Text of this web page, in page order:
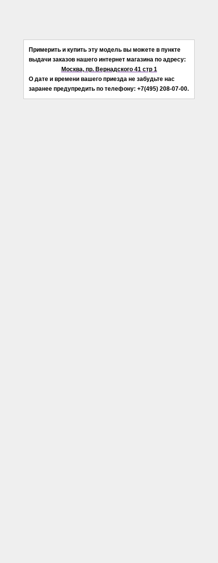
Примерить и купить эту модель вы можете в пункте
выдачи заказов нашего интернет магазина по адресу:
Москва, пр. Вернадского 41 стр 1
О дате и времени вашего приезда не забудьте нас
заранее предупредить по телефону: +7(495) 208-07-00.